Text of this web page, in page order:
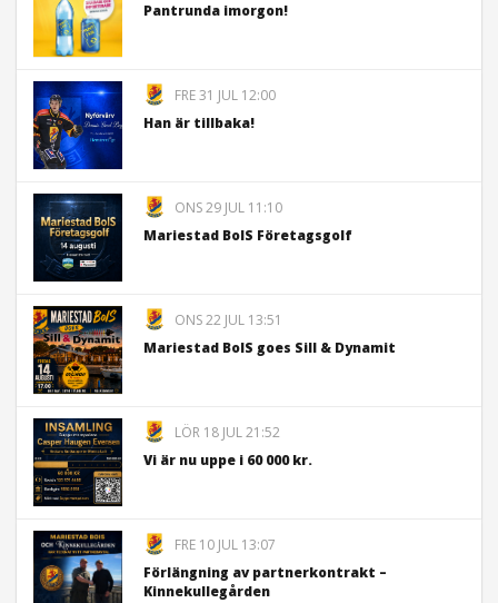
Pantrunda imorgon!
FRE 31 JUL 12:00
Han är tillbaka!
ONS 29 JUL 11:10
Mariestad BoIS Företagsgolf
ONS 22 JUL 13:51
Mariestad BoIS goes Sill & Dynamit
LÖR 18 JUL 21:52
Vi är nu uppe i 60 000 kr.
FRE 10 JUL 13:07
Förlängning av partnerkontrakt –
Kinnekullegården